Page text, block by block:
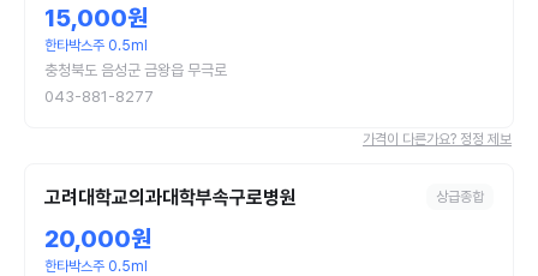
15,000원
한타박스주 0.5ml
충청북도 음성군 금왕읍 무극로
043-881-8277
가격이 다른가요? 정정 제보
고려대학교의과대학부속구로병원 상급종합
20,000원
한타박스주 0.5ml